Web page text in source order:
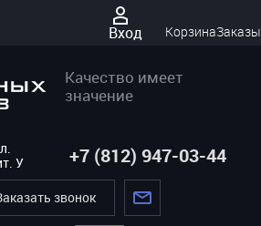
Вход КорзинаЗаказы
Качество имеет
значение
У
+7 (812) 947-03-44
звонок